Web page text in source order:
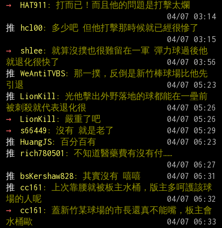
→
HAT911 : 打而已！而且他的問題是打擊太爛
推
hcl00 : 多少吧 但他打擊那時候就已經很慘了
→
shlee : 就算沒撲也很難留在一軍 彈力球過後他
就退化很快了
推
WeAntiTVBS: 那一撲，反倒是新竹棒球場比他先
引退
推
LionKill : 光他擊出外野落地的球都能在一壘前
被刺殺就代表退化很
→
LionKill : 嚴重了吧
→
s66449 : 沒有 就是老了
推
HuangJS: 百分百有
推
rich780501 : 不知道醫藥費有沒有付……
推
bsKershaw828 : 其實沒有 嘻嘻
推
cc161 : 上次靠腰就被板主水桶，版主多呵護該球
場的人呢
→
cc161 : 蓋新竹某球場的市長還真不能嘴，板主會
水桶歐